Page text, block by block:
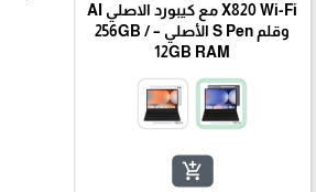
X820 Wi-Fi مع كيبورد الاصلي AI
وقلم S Pen الأصلي – 256GB /
12GB RAM
add_shopping_cart